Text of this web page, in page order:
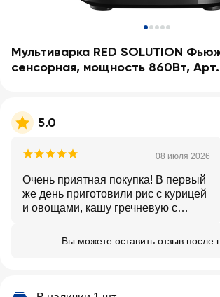
Мультиварка RED SOLUTION
сенсорная, мощность 860Вт,
5.0
08 июля 2026
Очень приятная покупка! В первый
же день приготовили рис с курицей
и овощами, кашу гречневую с
книге рецептов, которая идёт в
моется.
Вы можете оставить отзыв после